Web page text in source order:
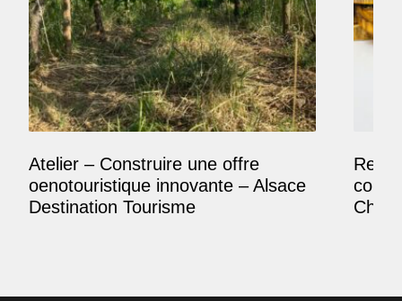
Atelier – Construire une offre
oenotouristique innovante – Alsace
Destination Tourisme